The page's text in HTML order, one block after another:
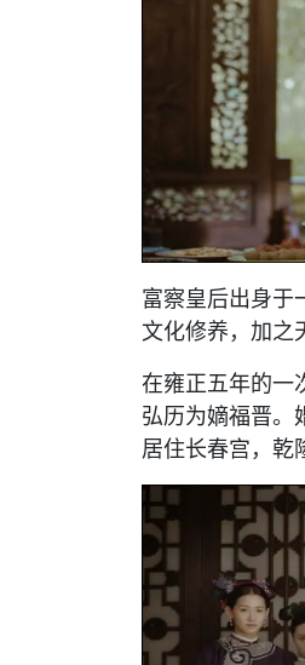
富察皇后出身于
文化修养，加之
在雍正五年的一
弘历为嫡福晋。
居住长春宫，乾